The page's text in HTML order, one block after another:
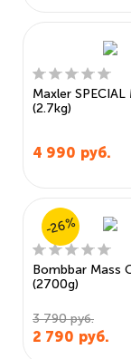
Maxler SPECIAL
(2.7kg)
4 990 руб.
Bombbar Mass
(2700g)
3 790 руб.
2 790 руб.
-26%